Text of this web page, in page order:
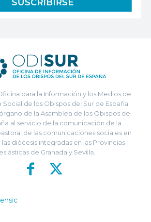
para la Información y los Medios de
de los Obispos del Sur de España.
de la Asamblea de los Obispos del
al servicio de la comunicación de la
de las comunicaciones sociales en
diócesis integradas en las Provincias
de Granada y Sevilla.